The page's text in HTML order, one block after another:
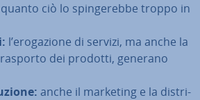
ciò lo spin­ge­reb­be troppo in
l’ero­ga­zio­ne di servizi, ma anche la
dei prodotti, generano
anche il marketing e la di­stri­